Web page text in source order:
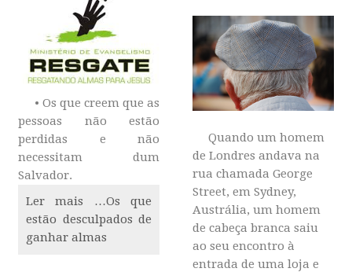
• Os que creem que as
pessoas não estão
perdidas e não
necessitam dum
Salvador.
Ler mais …Os que
estão desculpados de
ganhar almas
Quando um homem
de Londres andava na
rua chamada George
Street, em Sydney,
Austrália, um homem
de cabeça branca saiu
ao seu encontro à
entrada de uma loja e